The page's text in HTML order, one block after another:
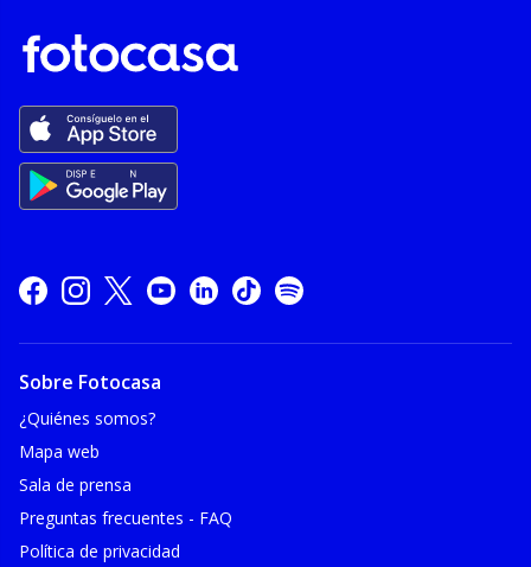
Sobre Fotocasa
¿Quiénes somos?
Mapa web
Sala de prensa
Preguntas frecuentes - FAQ
Política de privacidad